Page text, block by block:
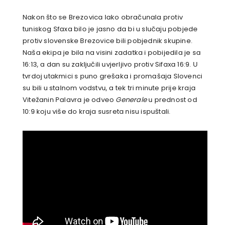
Nakon što se Brezovica lako obračunala protiv
tuniskog Sfaxa bilo je jasno da bi u slučaju pobjede
protiv slovenske Brezovice bili pobjednik skupine.
Naša ekipa je bila na visini zadatka i pobijedila je sa
16:13, a dan su zaključili uvjerljivo protiv Sifaxa 16:9. U
tvrdoj utakmici s puno grešaka i promašaja Slovenci
su bili u stalnom vodstvu, a tek tri minute prije kraja
Vitežanin Palavra je odveo Generaleu prednost od
10:9 koju više do kraja susreta nisu ispuštali.